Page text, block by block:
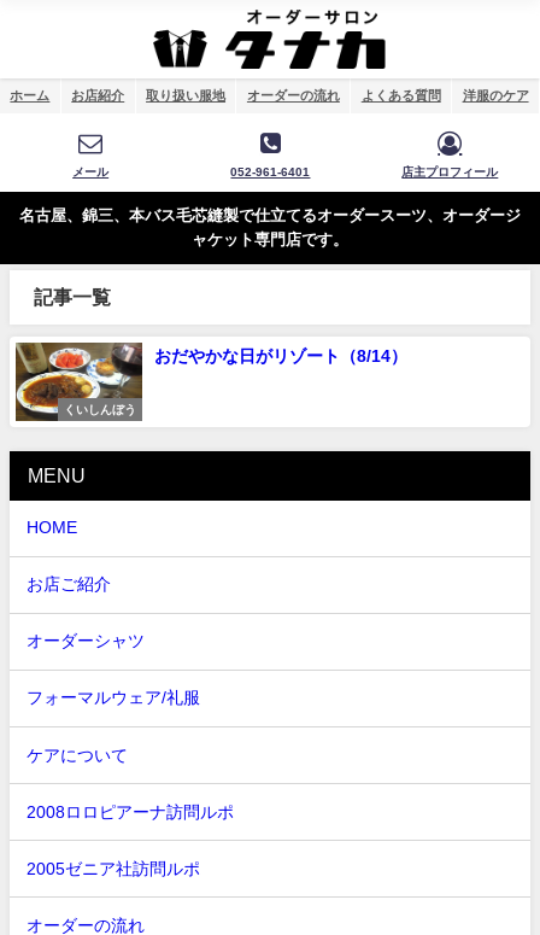
ホーム お店紹介 取り扱い服地 オーダーの流れ よくある質問 洋服のケア
メール 052-961-6401 店主プロフィール
名古屋、錦三、本バス毛芯縫製で仕立てるオーダースーツ、オーダージ
ャケット専門店です。
記事一覧
くいしんぼう
おだやかな日がリゾート（8/14）
MENU
HOME
お店ご紹介
オーダーシャツ
フォーマルウェア/礼服
ケアについて
2008ロロピアーナ訪問ルポ
2005ゼニア社訪問ルポ
オーダーの流れ